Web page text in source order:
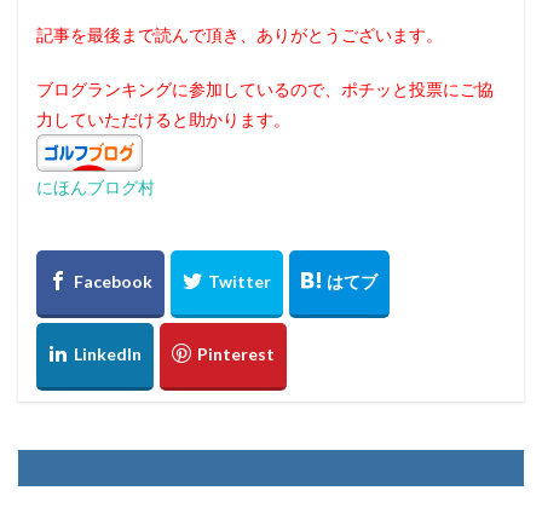
記事を最後まで読んで頂き、ありがとうございます。
ブログランキングに参加しているので、ポチッと投票にご協
力していただけると助かります。
にほんブログ村